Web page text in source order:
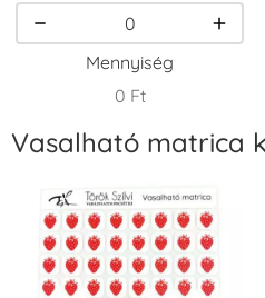
VersaCraft
Fekete
+1.380 Ft
Fenyőzöld
+1.380 Ft
Mennyiség
0 Ft
Vasalható matrica